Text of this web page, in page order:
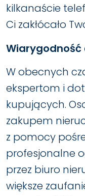
kilkanaście
Ci zakłócało
W obecnych
ekspertom i
kupujących.
zakupem
z pomocy
profesjonalne
przez biuro
większe